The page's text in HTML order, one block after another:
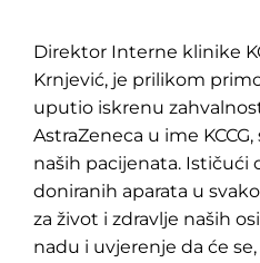
Pretraga
za:
Direktor Interne klinike
Krnjević, je prilikom
uputio iskrenu
AstraZeneca u ime
naših pacijenata. Ističući
doniranih aparata u
za život i zdravlje naših
nadu i uvjerenje da će